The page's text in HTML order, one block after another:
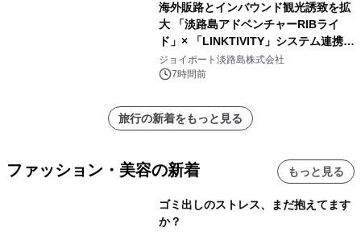
海外販路とインバウンド観光誘致を拡
大 「淡路島アドベンチャーRIBライ
ド」× 「LINKTIVITY」システム連携を
開始！
ジョイポート淡路島株式会社
7時間前
旅行の新着をもっと見る
ファッション・美容の新着 もっと見る
ゴミ出しのストレス、まだ抱えてます
か？